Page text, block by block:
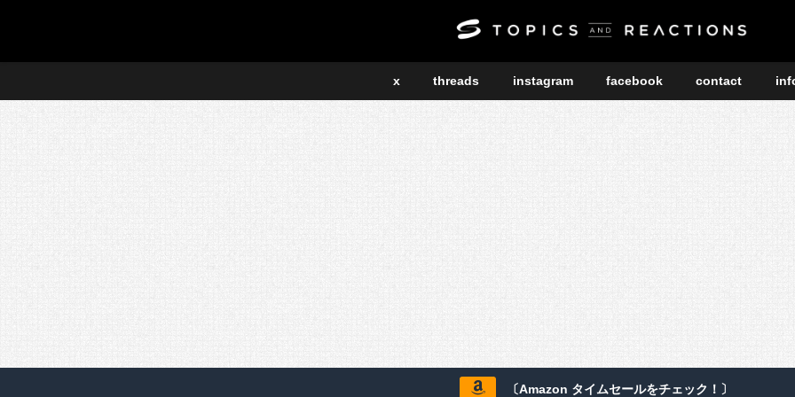
x threads instagram facebook contact
〔Amazon タイムセールをチェック！〕